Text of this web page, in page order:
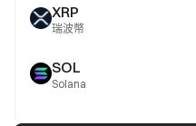
XRP
瑞波幣
SOL
Solana